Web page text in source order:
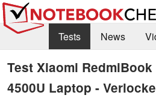
Tests News
Benchmarks & Tech
Externe
Kaufberatung
Deals
Test Xiaomi RedmiBook
4500U Laptop -